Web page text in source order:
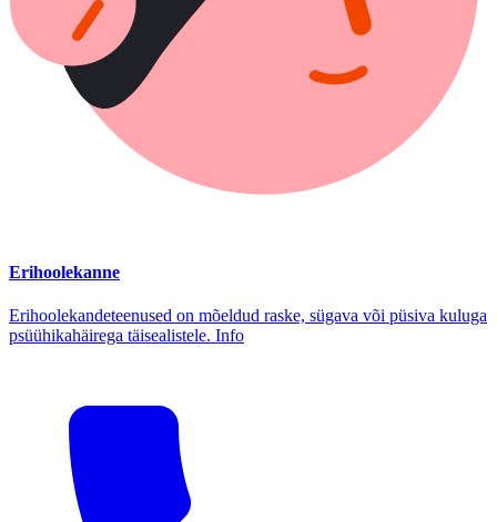
Erihoolekanne
Erihoolekandeteenused on mõeldud raske, sügava või püsiva kuluga
psüühikahäirega täisealistele. Info